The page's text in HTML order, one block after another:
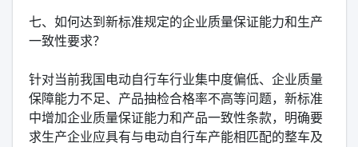
七、如何达到新标准规定的企业质量保证能力和生产
一致性要求？
针对当前我国电动自行车行业集中度偏低、企业质量
保障能力不足、产品抽检合格率不高等问题，新标准
中增加企业质量保证能力和产品一致性条款，明确要
求生产企业应具有与电动自行车产能相匹配的整车及